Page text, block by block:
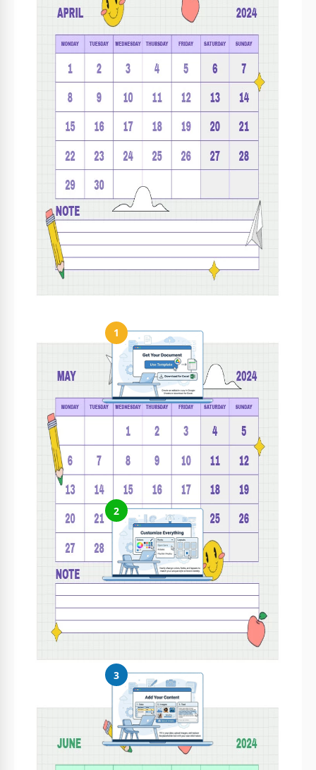
È compatibile con Google Docs e Microsoft Word?
Sì, è completamente compatibile con entrambi.
Quanto è facile da usare?
Molto facile; basta aprirlo e inserire le proprie
Posso personalizzare gli stili di testo?
Sì, tutti gli stili di testo sono completamente
modificabili.
Questo calendario scolastico è gratuito?
Sì, è completamente gratuito da scaricare e
utilizzare.
Come posso modificare le date del calendario?
Clicca sulle date e scrivi per personalizzarle come
necessario.
Come usare e modificare questo modello
1
Ottieni il tuo documento
Clicca su "Modifica modello" per creare una copia modificabile
in Google Docs o scaricare per Microsoft Word
2
Personalizza tutto
Modifica facilmente colori, font e layout secondo il tuo stile
3
Aggiungi i tuoi contenuti